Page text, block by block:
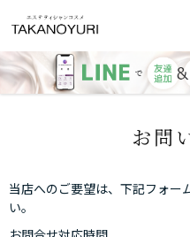
お問
当店へのご要望は、下記フォー
い。